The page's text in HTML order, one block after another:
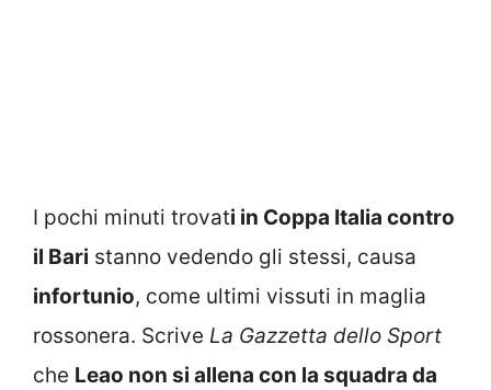
I pochi minuti trovati in Coppa Italia contro
il Bari stanno vedendo gli stessi, causa
infortunio, come ultimi vissuti in maglia
rossonera. Scrive La Gazzetta dello Sport
che Leao non si allena con la squadra da